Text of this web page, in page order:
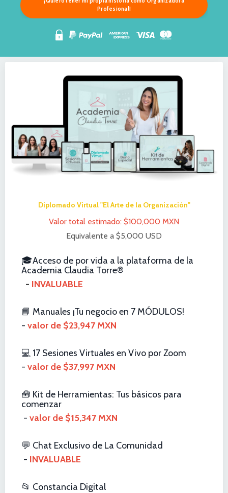
Profesional!
Diplomado Virtual "El Arte de la Organización"
Valor total estimado: $100,000 MXN
Equivalente a $5,000 USD
🎓Acceso de por vida a la plataforma de la
Academia Claudia Torre®
- INVALUABLE
📘 Manuales ¡Tu negocio en 7 MÓDULOS!
- valor de $23,947 MXN
💻 17 Sesiones Virtuales en Vivo por Zoom
- valor de $37,997 MXN
🧰 Kit de Herramientas: Tus básicos para
comenzar
- valor de $15,347 MXN
💬 Chat Exclusivo de La Comunidad
- INVALUABLE
📂 Constancia Digital